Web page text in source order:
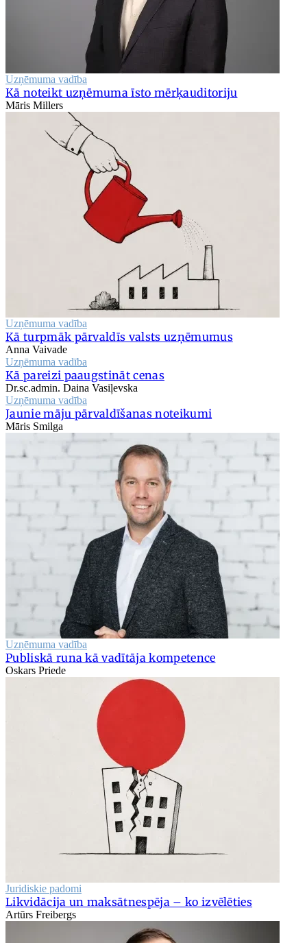
Uzņēmuma vadība
Kā noteikt uzņēmuma īsto mērķauditoriju
Māris Millers
Uzņēmuma vadība
Kā turpmāk pārvaldīs valsts uzņēmumus
Anna Vaivade
Uzņēmuma vadība
Kā pareizi paaugstināt cenas
Dr.sc.admin. Daina Vasiļevska
Uzņēmuma vadība
Jaunie māju pārvaldīšanas noteikumi
Māris Smilga
Uzņēmuma vadība
Publiskā runa kā vadītāja kompetence
Oskars Priede
Juridiskie padomi
Likvidācija un maksātnespēja – ko izvēlēties
Artūrs Freibergs